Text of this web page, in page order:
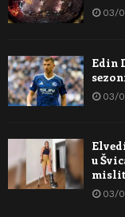
03/
Edin
03/
u
03/